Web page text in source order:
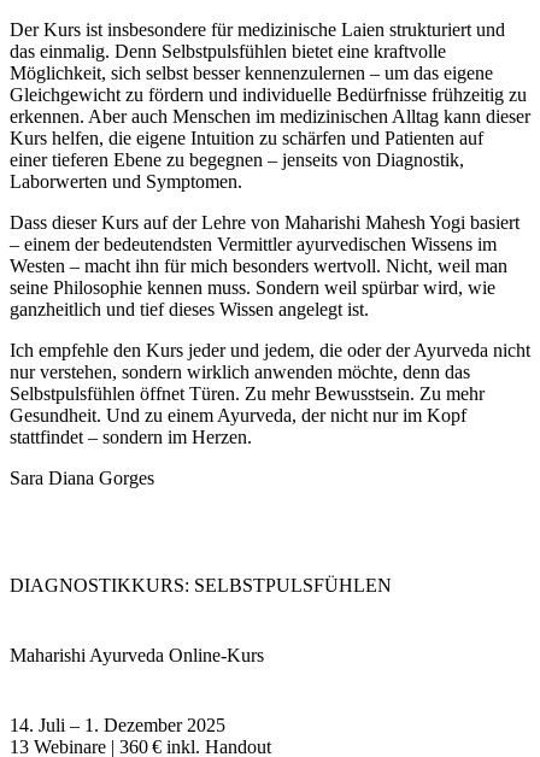
Der Kurs ist insbesondere für medizinische Laien strukturiert und
das einmalig. Denn Selbstpulsfühlen bietet eine kraftvolle
Möglichkeit, sich selbst besser kennenzulernen – um das eigene
Gleichgewicht zu fördern und individuelle Bedürfnisse frühzeitig zu
erkennen. Aber auch Menschen im medizinischen Alltag kann dieser
Kurs helfen, die eigene Intuition zu schärfen und Patienten auf
einertieferen Ebene zu begegnen – jenseits von Diagnostik,
Laborwerten und Symptomen.
Dass dieser Kurs auf der Lehre von Maharishi Mahesh Yogi basiert
– einem der bedeutendsten Vermittler ayurvedischen Wissens im
Westen – macht ihn für mich besonders wertvoll. Nicht, weil man
seine Philosophie kennen muss. Sondern weil spürbar wird, wie
ganzheitlich und tief dieses Wissen angelegt ist.
Ich empfehle den Kurs jeder und jedem, die oder der Ayurveda nicht
nur verstehen, sondern wirklich anwenden möchte, denn das
Selbstpulsfühlen öffnet Türen. Zu mehr Bewusstsein. Zu mehr
Gesundheit. Und zu einem Ayurveda, der nicht nur im Kopf
stattfindet – sondern im Herzen.
Sara Diana Gorges
DIAGNOSTIKKURS: SELBSTPULSFÜHLEN
Maharishi Ayurveda Online-Kurs
14. Juli – 1. Dezember 2025
13 Webinare | 360 € inkl. Handout